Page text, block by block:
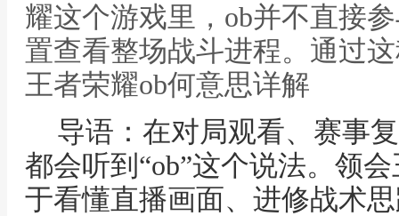
耀这个游戏里，ob并不直接
置查看整场战斗进程。通过
王者荣耀ob何意思详解
导语：在对局观看、赛事
都会听到“ob”这个说法。领
于看懂直播画面、进修战术